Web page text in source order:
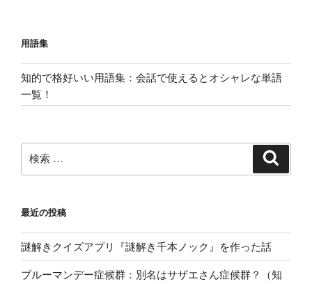
シ
ョ
ン
用語集
知的で格好いい用語集：会話で使えるとオシャレな単語
一覧！
索:
最近の投稿
謎解きクイズアプリ『謎解き千本ノック』を作った話
ブルーマンデー症候群：別名はサザエさん症候群？（知